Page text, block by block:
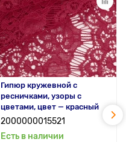
Гипюр кружевной с
ресничками, узоры с
цветами, цвет — красный
2000000015521
Есть в наличии